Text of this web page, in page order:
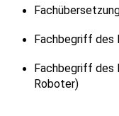
Fachbegriff des
Fachbegriff des
Roboter)